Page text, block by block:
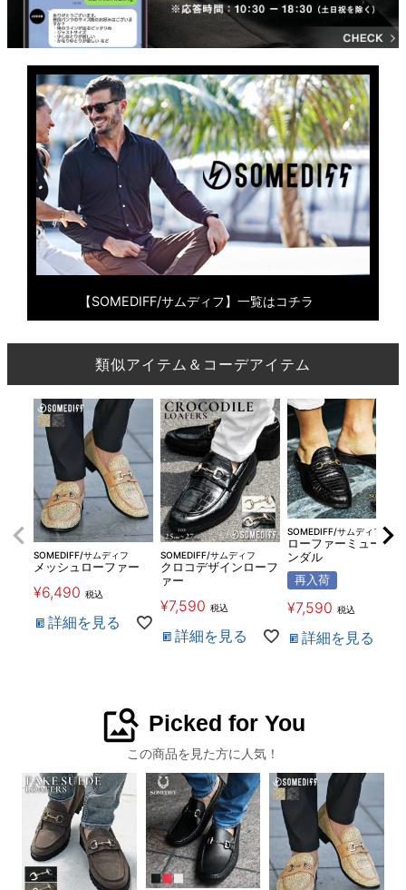
【SOMEDIFF/サムディフ】一覧はコチラ
類似アイテム＆コーデアイテム
SOMEDIFF/サムディフ
メッシュローファー
¥6,490 税込
詳細を見る
SOMEDIFF/サムディフ
クロコデザインローフ
ァー
¥7,590 税込
詳細を見る
SOMEDIFF/サムディフ
ローファーミュールサ
ンダル
再入荷
¥7,590 税込
詳細を見る
image_search Picked for You
この商品を見た方に人気！